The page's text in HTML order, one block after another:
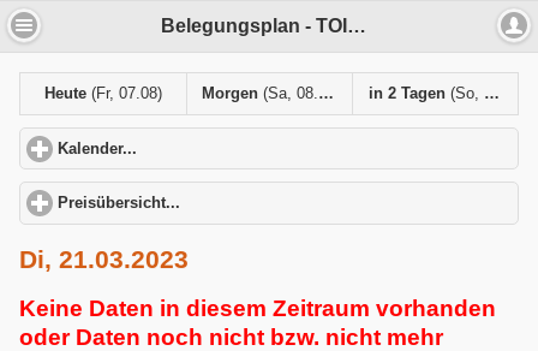
Belegungsplan - TOIMS MTV Karlsruhe
Heute (Fr, 07.08) Morgen(Sa, 08.08) in 2 Tagen (So, 09.08)
Kalender...
Preisübersicht...
Di, 21.03.2023
Keine Daten in diesem Zeitraum vorhanden
oder Daten noch nicht bzw. nicht mehr